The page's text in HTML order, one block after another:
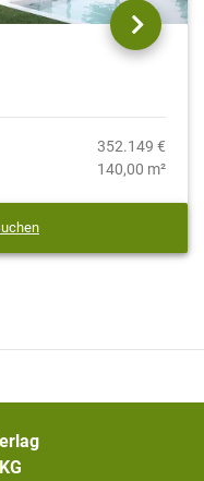
352.149 €
140,00 m²